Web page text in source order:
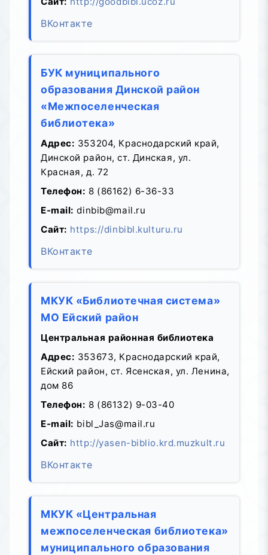
ВКонтакте
БУК муниципального
образования Динской район
«Межпоселенческая
библиотека»
Адрес: 353204, Краснодарский край,
Динской район, ст. Динская, ул.
Красная, д. 72
Телефон: 8 (86162) 6-36-33
E-mail: dinbib@mail.ru
Сайт: https://dinbibl.kulturu.ru
ВКонтакте
МКУК «Библиотечная система»
МО Ейский район
Центральная районная библиотека
Адрес: 353673, Краснодарский край,
Ейский район, ст. Ясенская, ул. Ленина,
дом 86
Телефон: 8 (86132) 9-03-40
E-mail: bibl_Jas@mail.ru
Сайт: http://yasen-biblio.krd.muzkult.ru
ВКонтакте
МКУК «Центральная
межпоселенческая библиотека»
муниципального образования